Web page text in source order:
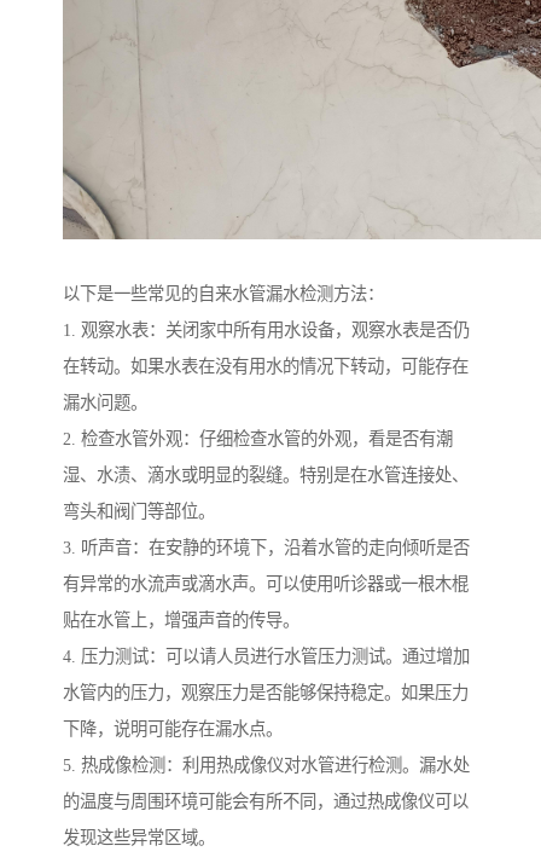
以下是一些常见的自来水管漏水检测方法：
1. 观察水表：关闭家中所有用水设备，观察水表是否仍
在转动。如果水表在没有用水的情况下转动，可能存在
漏水问题。
2. 检查水管外观：仔细检查水管的外观，看是否有潮
湿、水渍、滴水或明显的裂缝。特别是在水管连接处、
弯头和阀门等部位。
3. 听声音：在安静的环境下，沿着水管的走向倾听是否
有异常的水流声或滴水声。可以使用听诊器或一根木棍
贴在水管上，增强声音的传导。
4. 压力测试：可以请人员进行水管压力测试。通过增加
水管内的压力，观察压力是否能够保持稳定。如果压力
下降，说明可能存在漏水点。
5. 热成像检测：利用热成像仪对水管进行检测。漏水处
的温度与周围环境可能会有所不同，通过热成像仪可以
发现这些异常区域。